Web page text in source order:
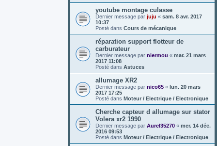
youtube montage culasse
Dernier message par juju « sam. 8 avr. 2017
10:37
Posté dans Cours de mécanique
réparation support flotteur de
carburateur
Dernier message par niermou « mar. 21 mars
2017 11:08
Posté dans Astuces
allumage XR2
Dernier message par nico65 « lun. 20 mars
2017 17:25
Posté dans Moteur / Electrique / Electronique
Cherche capteur d allumage sur stator
Volera xr2 1990
Dernier message par Aurel35270 « mer. 14 déc.
2016 09:53
Posté dans Moteur / Electrique / Electronique